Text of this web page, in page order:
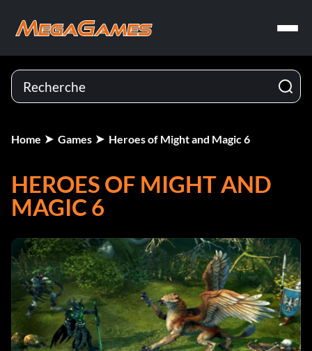
Home Games Heroes of Might and Magic 6
HEROES OF MIGHT AND
MAGIC 6